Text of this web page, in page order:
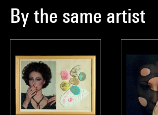
By the same artist